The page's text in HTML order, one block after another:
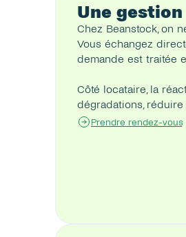
Une
Chez Beanstock, on
Vous échangez
demande est traitée
Côté locataire, la
dégradations,
Prendre rendez-vous